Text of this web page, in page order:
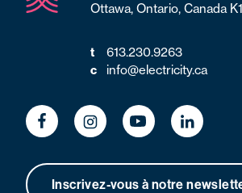
Ottawa, Ontario, Canada
t
613.230.9263
c
info@electricity.ca
Inscrivez-vous à notre